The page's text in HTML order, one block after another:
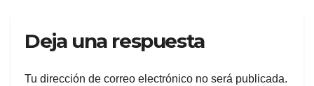
Deja una respuesta
Tu dirección de correo electrónico no será publicada.